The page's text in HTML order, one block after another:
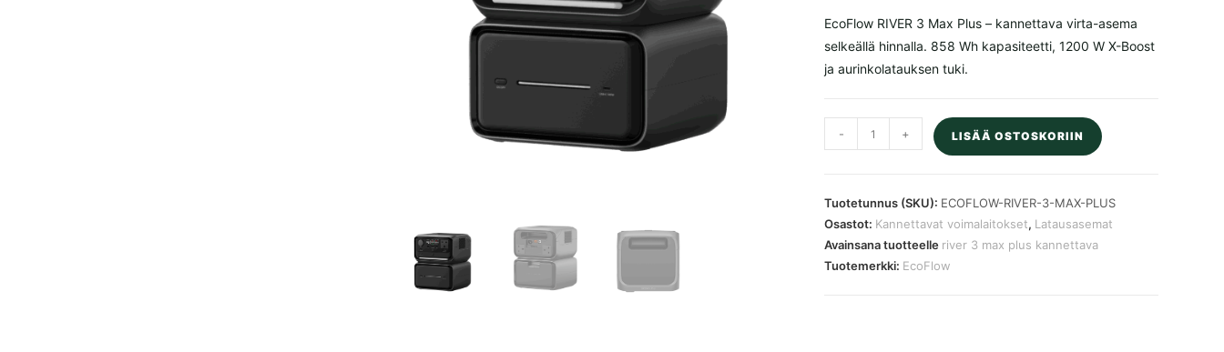
arvotuksee
EcoFlow RIVER 3 Max Plus – kannettava virta-asema
selkeällä hinnalla. 858 Wh kapasiteetti, 1200 W X-Boost
ja aurinkolatauksen tuki.
EcoFlow
RIVER
Max
Plus
kannettava
virta-
- + LISÄÄ OSTOSKORIIN
Tuotetunnus (SKU): ECOFLOW-RIVER-3-MAX-PLUS
Osastot: Kannettavat voimalaitokset, Latausasemat
Avainsana tuotteelle river 3 max plus kannettava
Tuotemerkki: EcoFlow